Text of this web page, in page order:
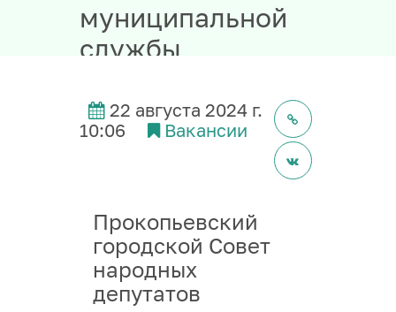
муниципальной
службы
сектором
организационного
22 августа 2024 г.
10:06
Вакансии
Прокопьевский
городской Совет
народных
депутатов